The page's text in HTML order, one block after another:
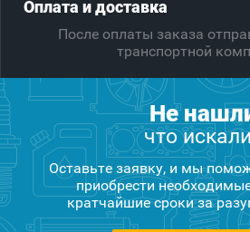
Оплата и доставка
После оплаты заказа
транспортной
Не
что
Оставьте заявку, и мы
приобрести
кратчайшие сроки за